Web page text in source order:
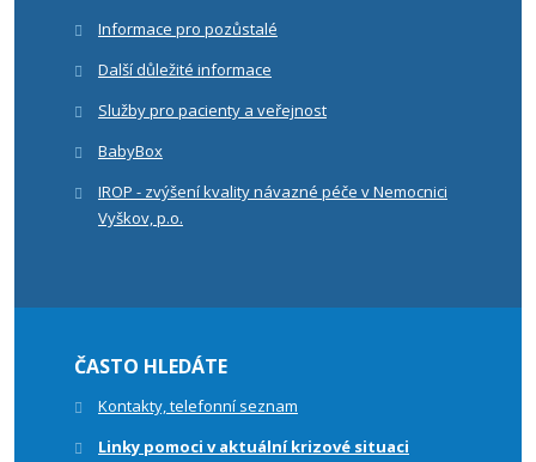
Informace pro pozůstalé
Další důležité informace
Služby pro pacienty a veřejnost
BabyBox
IROP - zvýšení kvality návazné péče v Nemocnici
Vyškov, p.o.
ČASTO HLEDÁTE
Kontakty, telefonní seznam
Linky pomoci v aktuální krizové situaci